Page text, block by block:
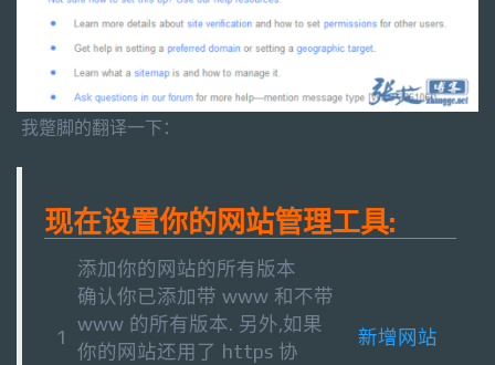
我蹩脚的翻译一下：
现在设置你的网站管理工具:
1
添加你的网站的所有版本
确认你已添加带 www 和不带
www 的所有版本. 另外,如果
你的网站还用了 https 协
新增网站